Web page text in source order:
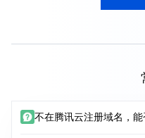
不在腾讯云注册域名，